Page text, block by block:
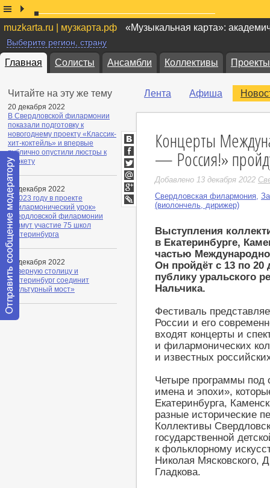
muzkarta.ru | музкарта.рф «Музыкальная карта»:
Выберите регион, страну
Главная Солисты Ансамбли Коллективы Проекты
Читайте на эту же тему
20 декабря 2022
В Свердловской филармонии
показали подготовку к
новогоднему проекту «Классик-
хит-коктейль» и впервые
публично опустили люстры к
паркету
17 декабря 2022
В 2023 году в проекте
«Филармонический урок»
Свердловской филармонии
примут участие 75 школ
Екатеринбурга
13 декабря 2022
Северную столицу и
Екатеринбург соединит
«Культурный мост»
Лента Афиша
Концерты
— Россия!»
Добавлено 13 декабря 2022
Свердловская филармония
(виолончель, дирижер)
Выступления
в Екатеринбурге,
частью
Он пройдёт с 13 по 20
публику уральского
Нальчика.
Фестиваль
России и его
входят концерты и
и филармонических
и известных
Четыре программы
имена и эпохи»,
Екатеринбурга,
разные исторические
Коллективы
государственной
к фольклорному
Николая Мясковского,
Гладкова.
ВКонтакте
Facebook
Twitter
Мой
Мир
Google+
LiveJournal